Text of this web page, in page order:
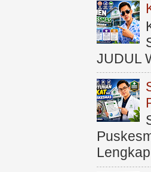
JUDUL